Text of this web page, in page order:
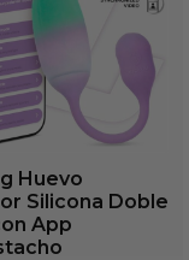
Huevo
Silicona Doble
App